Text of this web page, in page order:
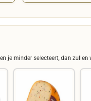
je minder selecteert, dan zullen